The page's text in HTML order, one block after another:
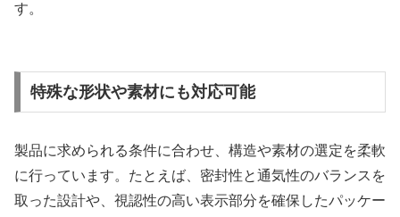
す。
特殊な形状や素材にも対応可能
製品に求められる条件に合わせ、構造や素材の選定を柔軟
に行っています。たとえば、密封性と通気性のバランスを
取った設計や、視認性の高い表示部分を確保したパッケー